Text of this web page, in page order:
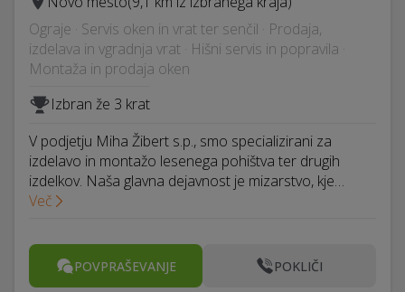
Ograje · Servis oken in vrat ter senčil · Prodaja,
izdelava in vgradnja vrat · Hišni servis in popravila ·
Montaža in prodaja oken
Izbran že 3 krat
V podjetju Miha Žibert s.p., smo specializirani za
izdelavo in montažo lesenega pohištva ter drugih
izdelkov. Naša glavna dejavnost je mizarstvo, kje…
Več
POVPRAŠEVANJE POKLIČI